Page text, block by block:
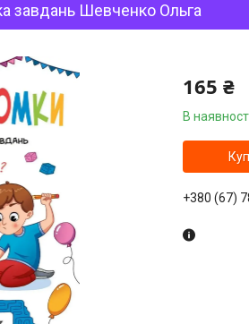
завдань Шевченко Ольга
165 ₴
В
+380 (67)